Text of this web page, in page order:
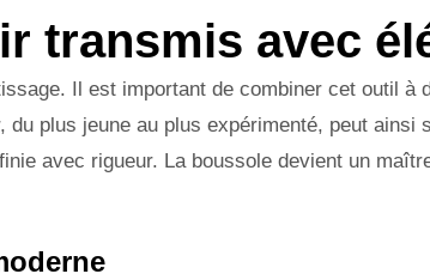
transmis avec
Il est important de combiner cet outil à
plus jeune au plus expérimenté, peut ainsi
avec rigueur. La boussole devient un